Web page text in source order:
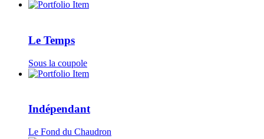
Le Temps
Sous la coupole
Indépendant
Le Fond du Chaudron